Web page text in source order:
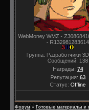
WebMoney WMZ -
- R132981283614
Группа: Разработчики
Сообщений: 138
Награды: 74
Репутация: 63
Статус: Offline
Форум » Готовые материалы и